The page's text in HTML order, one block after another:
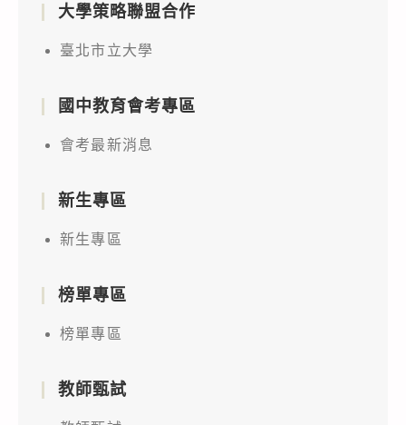
大學策略聯盟合作
臺北市立大學
國中教育會考專區
會考最新消息
新生專區
新生專區
榜單專區
榜單專區
教師甄試